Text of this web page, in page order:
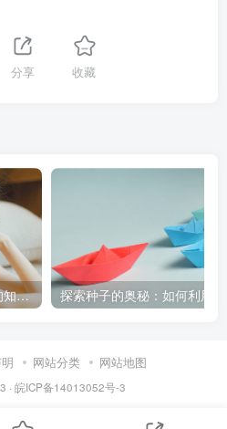
分享 收藏
荼蘼：隐藏的寓意，你真的知道吗？
网站分类 网站地图
· 皖ICP备14013052号-3